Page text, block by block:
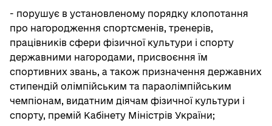
- порушує в установленому порядку клопотання
про нагородження спортсменів, тренерів,
працівників сфери фізичної культури і спорту
державними нагородами, присвоєння їм
спортивних звань, а також призначення державних
стипендій олімпійським та параолімпійським
чемпіонам, видатним діячам фізичної культури і
спорту, премій Кабінету Міністрів України;